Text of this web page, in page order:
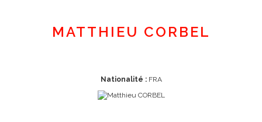
MATTHIEU CORBEL
Nationalité :FRA